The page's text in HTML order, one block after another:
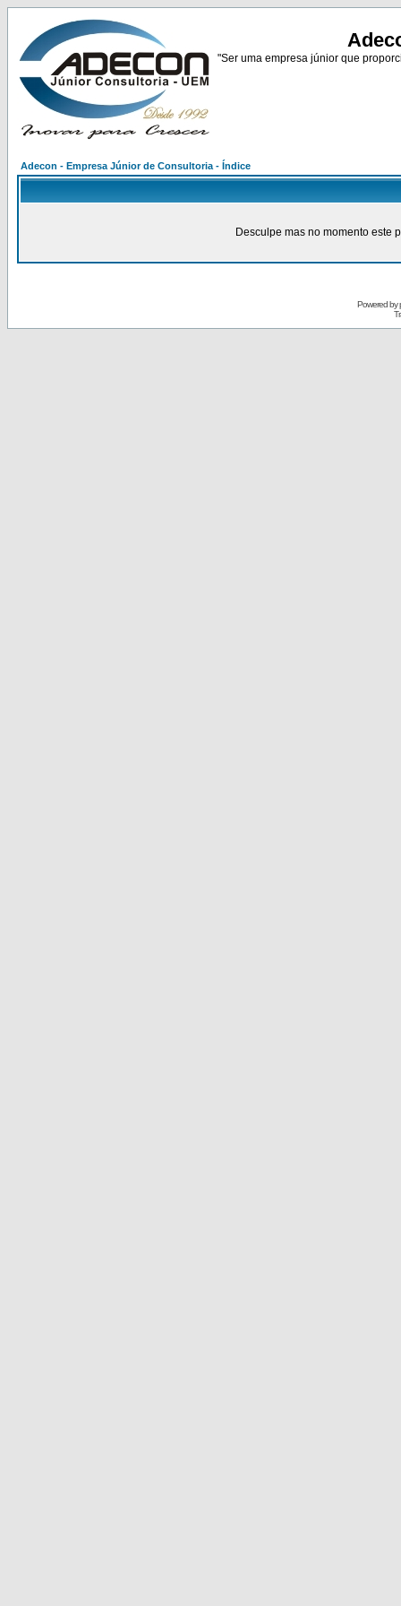
"Ser uma empresa júnior que
Adecon - Empresa Júnior de Consultoria - Índice
Desculpe mas no momento este
Powered by